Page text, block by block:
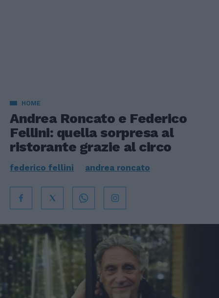
HOME
Andrea Roncato e Federico
Fellini: quella sorpresa al
ristorante grazie al circo
federico fellini andrea roncato